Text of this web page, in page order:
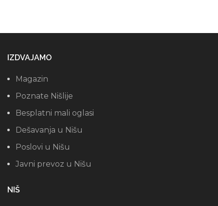
IZDVAJAMO
Magazin
Poznate Nišlije
Besplatni mali oglasi
Dešavanja u Nišu
Poslovi u Nišu
Javni prevoz u Nišu
NIŠ